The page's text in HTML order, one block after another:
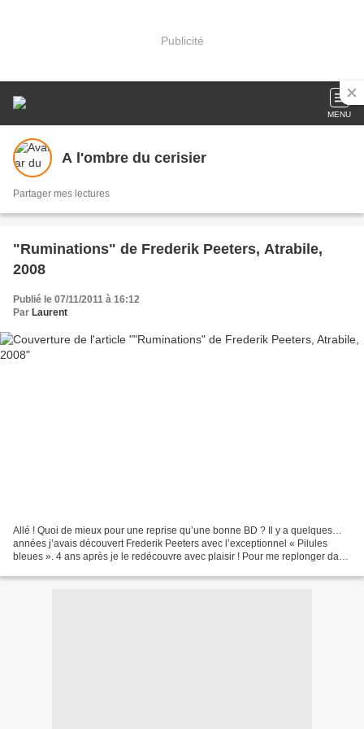
Publicité
MENU
A l'ombre du cerisier
Partager mes lectures
"Ruminations" de Frederik Peeters, Atrabile,
2008
Publié le 07/11/2011 à 16:12
Par Laurent
Allé ! Quoi de mieux pour une reprise qu’une bonne BD ? Il y a quelques…
années j’avais découvert Frederik Peeters avec l’exceptionnel « Pilules
bleues ». 4 ans après je le redécouvre avec plaisir ! Pour me replonger dans